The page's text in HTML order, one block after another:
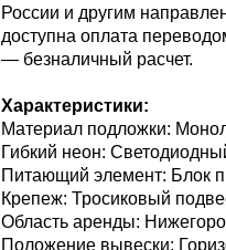
России и другим
доступна оплата
— безналичный расчет.
Характеристики:
Материал подложки:
Гибкий неон:
Питающий элемент: Блок
Крепеж: Тросиковый
Область аренды:
Положение вывески: